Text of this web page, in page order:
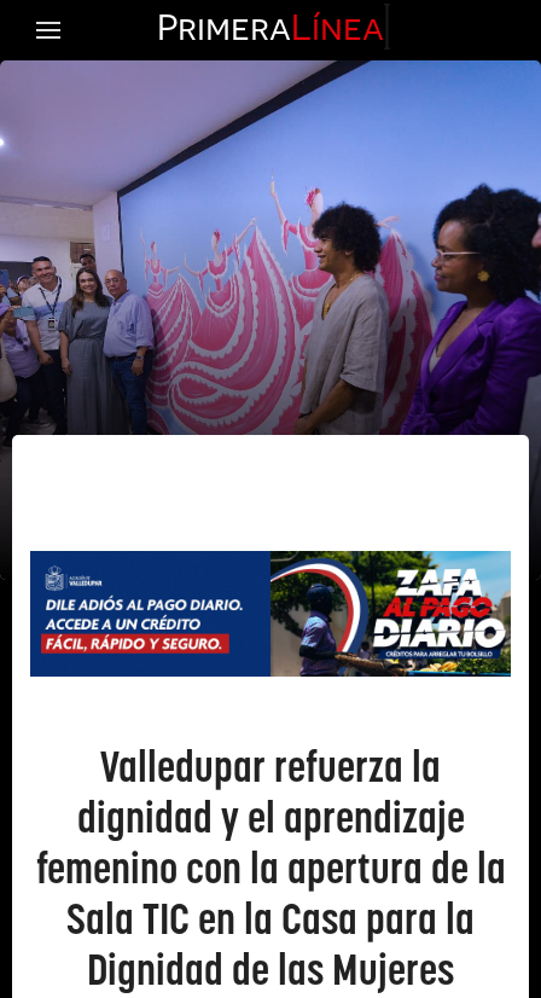
PrimeraLínea
Valledupar refuerza la
dignidad y el aprendizaje
femenino con la apertura de la
Sala TIC en la Casa para la
Dignidad de las Mujeres